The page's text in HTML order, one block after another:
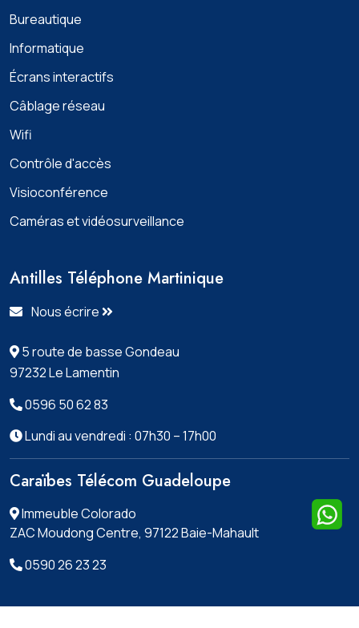
Bureautique
Informatique
Écrans interactifs
Câblage réseau
Wifi
Contrôle d'accès
Visioconférence
Caméras et vidéosurveillance
Antilles Téléphone Martinique
Nous écrire
5 route de basse Gondeau
97232 Le Lamentin
0596 50 62 83
Lundi au vendredi : 07h30 – 17h00
Caraïbes Télécom Guadeloupe
Immeuble Colorado
ZAC Moudong Centre, 97122 Baie-Mahault
0590 26 23 23